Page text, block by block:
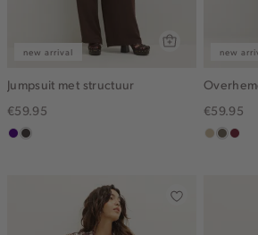
new arrival
Jumpsuit met structuur
€59.95
indigochoco
new
€59.95
lichtzand